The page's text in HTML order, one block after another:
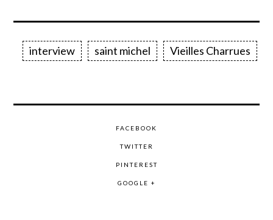
interview saint michel Vieilles Charrues
FACEBOOK
TWITTER
PINTEREST
GOOGLE +